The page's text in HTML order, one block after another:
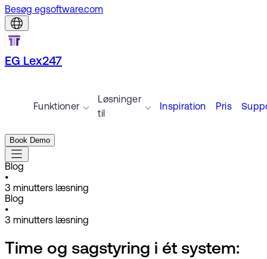
Besøg egsoftware.com
EG Lex247
Funktioner
Løsninger
til
Inspiration Pris
Book Demo
Blog
•
3 minutters læsning
Blog
•
3 minutters læsning
Time og sagstyring i ét system: